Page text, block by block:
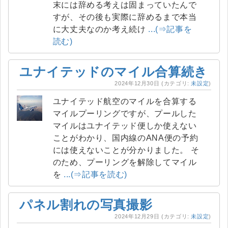
末には辞める考えは固まっていたんで
すが、その後も実際に辞めるまで本当
に大丈夫なのか考え続け ...(⇒記事を
読む)
ユナイテッドのマイル合算続き
2024年12月30日 (カテゴリ:未設定)
ユナイテッド航空のマイルを合算する
マイルプーリングですが、プールした
マイルはユナイテッド便しか使えない
ことがわかり、国内線のANA便の予約
には使えないことが分かりました。 そ
のため、プーリングを解除してマイル
を ...(⇒記事を読む)
パネル割れの写真撮影
2024年12月29日 (カテゴリ:未設定)